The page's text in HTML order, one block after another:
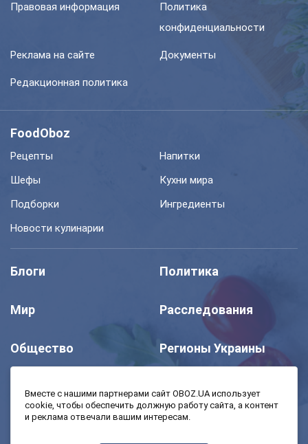
Правовая информация
Политика
конфиденциальности
Реклама на сайте Документы
Редакционная политика
FoodOboz
Рецепты
Напитки
Шефы
Кухни мира
Подборки
Ингредиенты
Новости кулинарии
Блоги Политика
Мир Расследования
Общество Регионы Украины
Моя школа Авто
Вместе с нашими партнерами сайт OBOZ.UA использует
cookie, чтобы обеспечить должную работу сайта, а контент
и реклама отвечали вашим интересам.